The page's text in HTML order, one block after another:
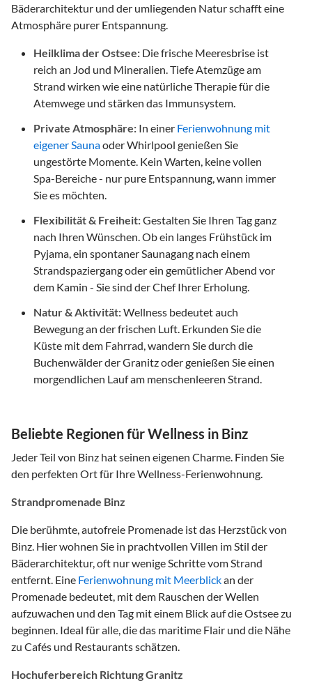
Bäderarchitektur und der umliegenden Natur schafft eine
Atmosphäre purer Entspannung.
Heilklima der Ostsee: Die frische Meeresbrise ist
reich an Jod und Mineralien. Tiefe Atemzüge am
Strand wirken wie eine natürliche Therapie für die
Atemwege und stärken das Immunsystem.
Private Atmosphäre: In einer Ferienwohnung mit
eigener Saunaoder Whirlpool genießen Sie
ungestörte Momente. Kein Warten, keine vollen
Spa-Bereiche - nur pure Entspannung, wann immer
Sie es möchten.
Flexibilität & Freiheit:Gestalten Sie Ihren Tag ganz
nach Ihren Wünschen. Ob ein langes Frühstück im
Pyjama, ein spontaner Saunagang nach einem
Strandspaziergang oder ein gemütlicher Abend vor
dem Kamin - Sie sind der Chef Ihrer Erholung.
Natur & Aktivität:Wellness bedeutet auch
Bewegung an der frischen Luft. Erkunden Sie die
Küste mit dem Fahrrad, wandern Sie durch die
Buchenwälder der Granitz oder genießen Sie einen
morgendlichen Lauf am menschenleeren Strand.
Beliebte Regionen für Wellness in Binz
Jeder Teil von Binz hat seinen eigenen Charme. Finden Sie
den perfekten Ort für Ihre Wellness-Ferienwohnung.
Strandpromenade Binz
Die berühmte, autofreie Promenade ist das Herzstück von
Binz. Hier wohnen Sie in prachtvollen Villen im Stil der
Bäderarchitektur, oft nur wenige Schritte vom Strand
entfernt. Eine Ferienwohnung mit Meerblickan der
Promenade bedeutet, mit dem Rauschen der Wellen
aufzuwachen und den Tag mit einem Blick auf die Ostsee zu
beginnen. Ideal für alle, die das maritime Flair und die Nähe
zu Cafés und Restaurants schätzen.
Hochuferbereich Richtung Granitz